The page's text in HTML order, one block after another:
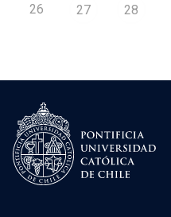
26 27 28